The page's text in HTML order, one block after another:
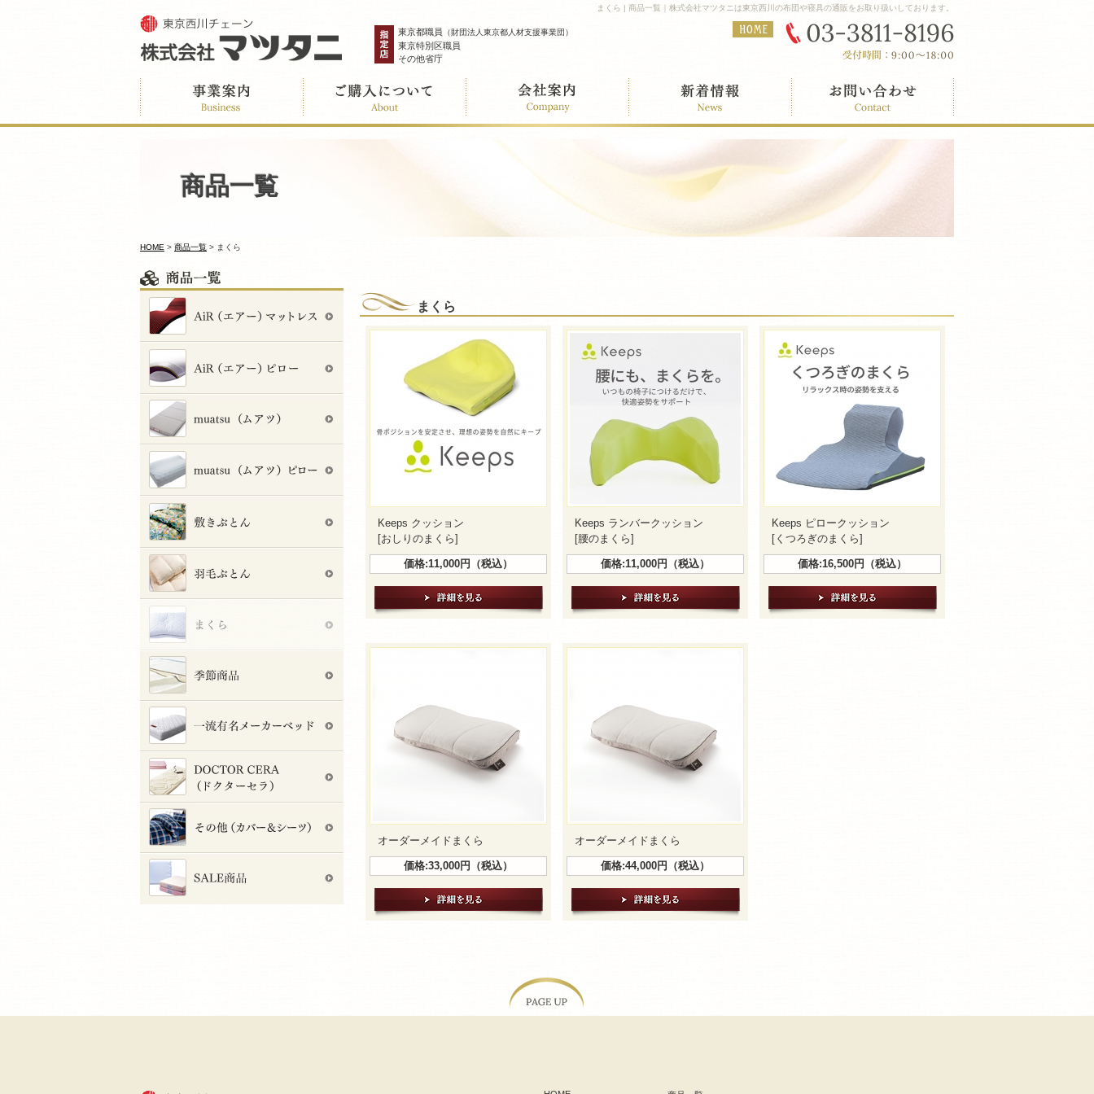
まくら | 商品一覧｜株式会社マツタニは東京西川の布団や寝具の通販をお取り扱いしております。
東京都職員 （財団法人東京都人材支援事業団）
東京特別区職員
その他省庁
商品一覧
HOME > 商品一覧 > まくら
まくら
Keeps クッション
[おしりのまくら]
価格:11,000円（税込）
Keeps ランバークッション
[腰のまくら]
価格:11,000円（税込）
Keeps ピロークッション
[くつろぎのまくら]
価格:16,500円（税込）
オーダーメイドまくら
価格:33,000円（税込）
オーダーメイドまくら
価格:44,000円（税込）